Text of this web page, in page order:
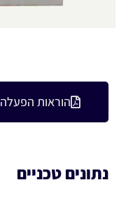
הוראות הפעלה
נתונים טכניים